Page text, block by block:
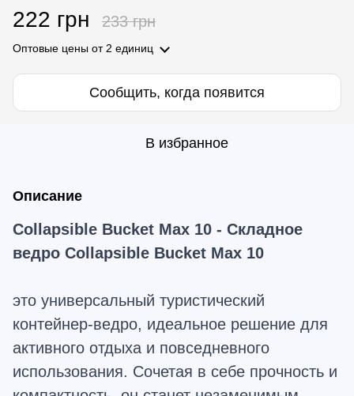
222 грн 233 грн
Оптовые цены от 2 единиц
Сообщить, когда появится
В избранное
Описание
Collapsible Bucket Max 10 - Складное
ведро Collapsible Bucket Max 10
это универсальный туристический
контейнер-ведро, идеальное решение для
активного отдыха и повседневного
использования. Сочетая в себе прочность и